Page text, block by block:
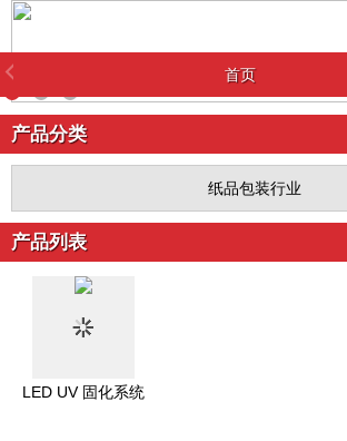
首页
产品分类
纸品包装行业
产品列表
LED UV 固化系统